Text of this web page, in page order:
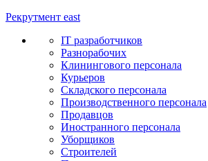
Рекрутмент east
IT разработчиков
Разнорабочих
Клинингового персонала
Курьеров
Складского персонала
Производственного персонала
Продавцов
Иностранного персонала
Уборщиков
Строителей